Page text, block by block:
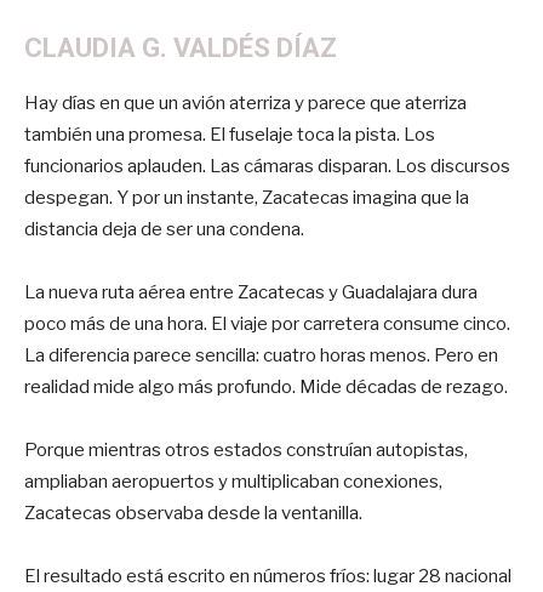
CLAUDIA G. VALDÉS DÍAZ
Hay días en que un avión aterriza y parece que aterriza
también una promesa. El fuselaje toca la pista. Los
funcionarios aplauden. Las cámaras disparan. Los discursos
despegan. Y por un instante, Zacatecas imagina que la
distancia deja de ser una condena.
La nueva ruta aérea entre Zacatecas y Guadalajara dura
poco más de una hora. El viaje por carretera consume cinco.
La diferencia parece sencilla: cuatro horas menos. Pero en
realidad mide algo más profundo. Mide décadas de rezago.
Porque mientras otros estados construían autopistas,
ampliaban aeropuertos y multiplicaban conexiones,
Zacatecas observaba desde la ventanilla.
El resultado está escrito en números fríos: lugar 28 nacional